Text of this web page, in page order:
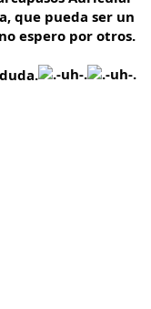
que pueda ser un
espero por otros.